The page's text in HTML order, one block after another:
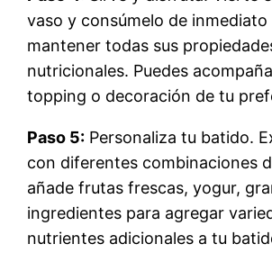
vaso y consúmelo de inmediato
mantener todas sus
nutricionales. Puedes
topping o decoración de tu
Paso 5: Personaliza tu batido.
con diferentes combinaciones
añade frutas frescas, yogur,
ingredientes para agregar
nutrientes adicionales a tu